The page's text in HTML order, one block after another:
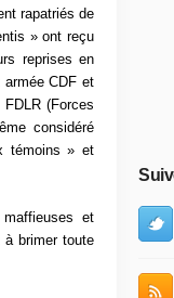
rapatriés de
» ont reçu
reprises en
armée CDF et
(Forces
considéré
témoins » et
et
à brimer toute